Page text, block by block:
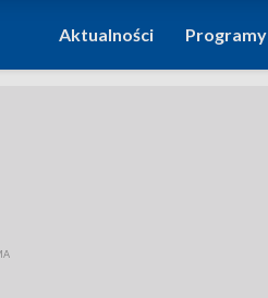
Aktualności Programy